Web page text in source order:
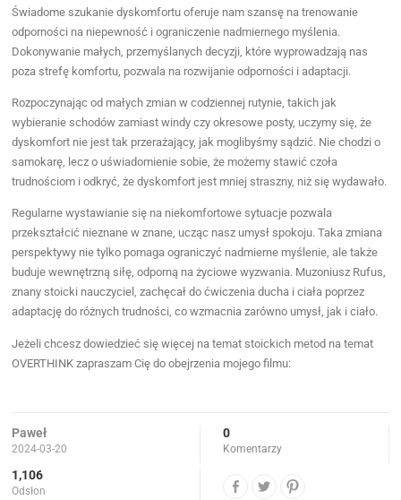
Świadome szukanie dyskomfortu oferuje nam szansę na trenowanie
odporności na niepewność i ograniczenie nadmiernego myślenia.
Dokonywanie małych, przemyślanych decyzji, które wyprowadzają nas
poza strefę komfortu, pozwala na rozwijanie odporności i adaptacji.
Rozpoczynając od małych zmian w codziennej rutynie, takich jak
wybieranie schodów zamiast windy czy okresowe posty, uczymy się, że
dyskomfort nie jest tak przerażający, jak moglibyśmy sądzić. Nie chodzi o
samokarę, lecz o uświadomienie sobie, że możemy stawić czoła
trudnościom i odkryć, że dyskomfort jest mniej straszny, niż się wydawało.
Regularne wystawianie się na niekomfortowe sytuacje pozwala
przekształcić nieznane w znane, ucząc nasz umysł spokoju. Taka zmiana
perspektywy nie tylko pomaga ograniczyć nadmierne myślenie, ale także
buduje wewnętrzną siłę, odporną na życiowe wyzwania. Muzoniusz Rufus,
znany stoicki nauczyciel, zachęcał do ćwiczenia ducha i ciała poprzez
adaptację do różnych trudności, co wzmacnia zarówno umysł, jak i ciało.
Jeżeli chcesz dowiedzieć się więcej na temat stoickich metod na temat
OVERTHINK zapraszam Cię do obejrzenia mojego filmu:
Paweł
2024-03-20
0
Komentarzy
1,106
Odsłon